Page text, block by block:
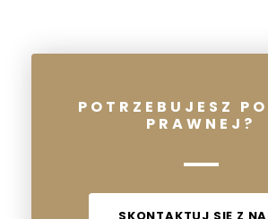
POTRZEBUJESZ
PRAWNEJ?